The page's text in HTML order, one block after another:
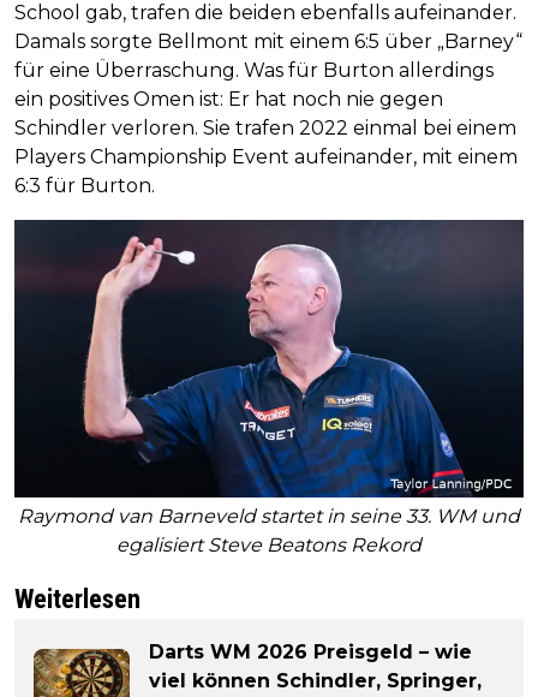
School gab, trafen die beiden ebenfalls aufeinander.
Damals sorgte Bellmont mit einem 6:5 über „Barney“
für eine Überraschung. Was für Burton allerdings
ein positives Omen ist: Er hat noch nie gegen
Schindler verloren. Sie trafen 2022 einmal bei einem
Players Championship Event aufeinander, mit einem
6:3 für Burton.
Raymond van Barneveld startet in seine 33. WM und
egalisiert Steve Beatons Rekord
Weiterlesen
Darts WM 2026 Preisgeld – wie
viel können Schindler, Springer,